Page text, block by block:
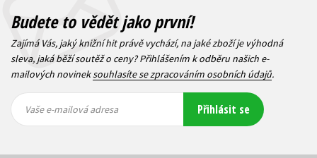
Budete to vědět jako první!
Zajímá Vás, jaký knižní hit právě vychází, na jaké zboží je výhodná
sleva, jaká běží soutěž o ceny? Přihlášením k odběru našich e-
mailových novineksouhlasíte se zpracováním osobních údajů.
mailová
mailová
Vaše e-mailová adresa Přihlásit se